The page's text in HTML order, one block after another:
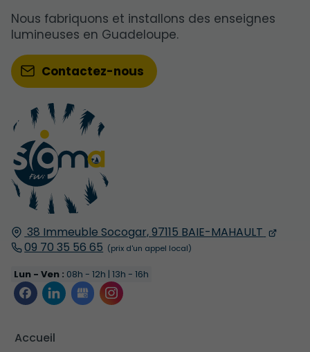
38 Immeuble Socogar,97115 BAIE-MAHAULT
09 70 35 56 65
Lun - Ven : 08h - 12h | 13h - 16h
Accueil
Nous fabriquons et installons des enseignes
lumineuses en Guadeloupe.
Contactez-nous